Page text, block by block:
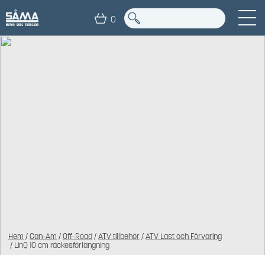
0
Hem /Can-Am /Off-Road/ATV tillbehör /ATV Last och Förvaring
/ LinQ 10 cm räckesförlängning